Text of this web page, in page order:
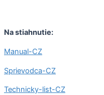
Na stiahnutie:
Manual-CZ
Sprievodca-CZ
Technicky-list-CZ